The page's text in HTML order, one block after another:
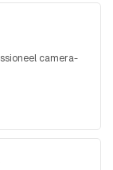
camera-